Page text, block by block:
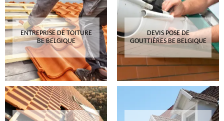
ENTREPRISE DE TOITURE
BE BELGIQUE
DEVIS POSE DE
GOUTTIÈRES BE BELGIQUE